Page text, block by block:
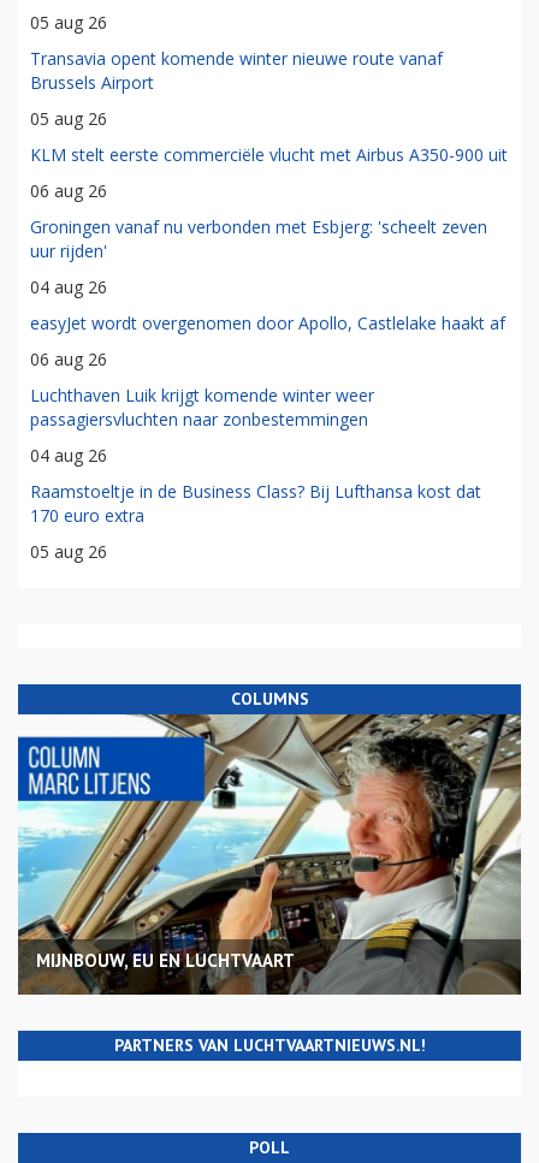
05 aug 26
Transavia opent komende winter nieuwe route vanaf
Brussels Airport
05 aug 26
KLM stelt eerste commerciële vlucht met Airbus A350-900 uit
06 aug 26
Groningen vanaf nu verbonden met Esbjerg: 'scheelt zeven
uur rijden'
04 aug 26
easyJet wordt overgenomen door Apollo, Castlelake haakt af
06 aug 26
Luchthaven Luik krijgt komende winter weer
passagiersvluchten naar zonbestemmingen
04 aug 26
Raamstoeltje in de Business Class? Bij Lufthansa kost dat
170 euro extra
05 aug 26
COLUMNS
MIJNBOUW, EU EN LUCHTVAART
PARTNERS VAN LUCHTVAARTNIEUWS.NL!
POLL